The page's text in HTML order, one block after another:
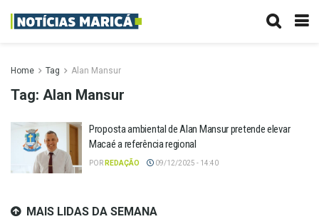
Home Tag Alan Mansur
Tag: Alan Mansur
Proposta ambiental de Alan Mansur pretende elevar
Macaé a referência regional
POR REDAÇÃO 09/12/2025 - 14:40
MAIS LIDAS DA SEMANA